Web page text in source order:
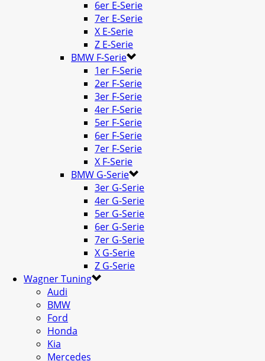
6er E-Serie
7er E-Serie
X E-Serie
Z E-Serie
BMW F-Serie
1er F-Serie
2er F-Serie
3er F-Serie
4er F-Serie
5er F-Serie
6er F-Serie
7er F-Serie
X F-Serie
BMW G-Serie
3er G-Serie
4er G-Serie
5er G-Serie
6er G-Serie
7er G-Serie
X G-Serie
Z G-Serie
Wagner Tuning
Audi
BMW
Ford
Honda
Kia
Mercedes